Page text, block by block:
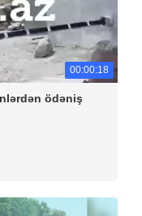
00:00:18
ödəniş